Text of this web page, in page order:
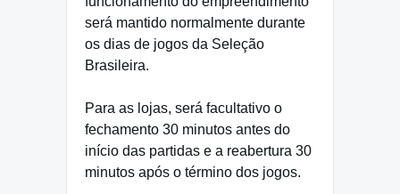
será mantido normalmente durante
os dias de jogos da Seleção
Brasileira.
Para as lojas, será facultativo o
fechamento 30 minutos antes do
início das partidas e a reabertura 30
minutos após o término dos jogos.